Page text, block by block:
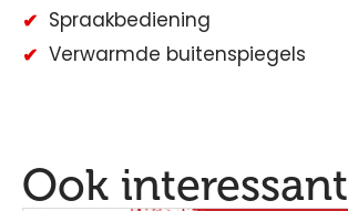
Spraakbediening
Verwarmde buitenspiegels
Ook interessant